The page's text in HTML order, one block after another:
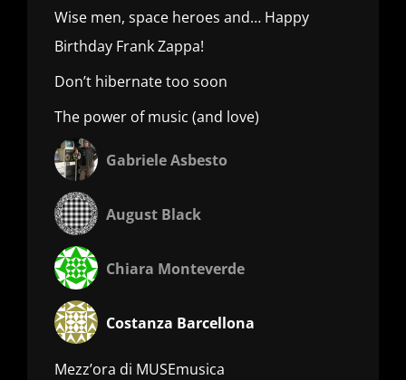
Wise men, space heroes and… Happy
Birthday Frank Zappa!
Don’t hibernate too soon
The power of music (and love)
Gabriele Asbesto
August Black
Chiara Monteverde
Costanza Barcellona
Mezz’ora di MUSEmusica